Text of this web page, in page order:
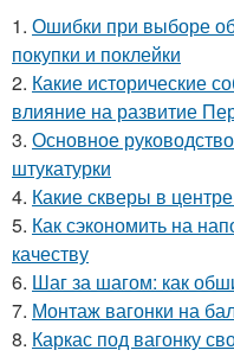
1. Ошибки при выборе
покупки и поклейки
2. Какие исторические
влияние на развитие
3. Основное
штукатурки
4. Какие скверы в
5. Как сэкономить на
качеству
6. Шаг за шагом: как
7. Монтаж вагонки на
8. Каркас под вагонку